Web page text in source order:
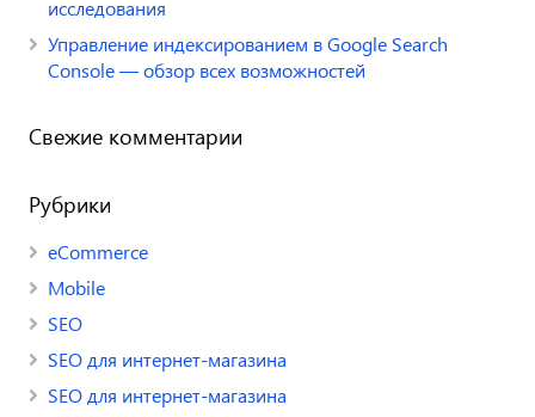
исследования
Управление индексированием в Google Search
Console — обзор всех возможностей
Свежие комментарии
Рубрики
eCommerce
Mobile
SEO
SEO для интернет-магазина
SEO для интернет-магазина